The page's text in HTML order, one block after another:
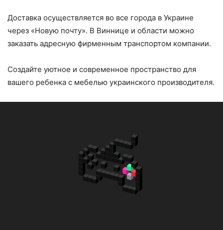
Доставка осуществляется во все города в Украине
через «Новую почту». В Виннице и области можно
заказать адресную фирменным транспортом компании.
Создайте уютное и современное пространство для
вашего ребенка с мебелью украинского производителя.